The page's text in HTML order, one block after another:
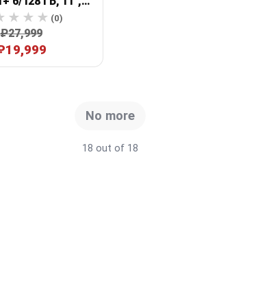
+ 5G (0)
₽27,999
No more
18 out of 18